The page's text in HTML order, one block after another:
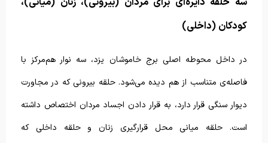
کودکان (داخلی)
در داخل محوطه اصلی برج خاموشان یزد، سه نوار هم‌مرکز با
فاصله‌ی متناسب از هم دیده می‌شود. حلقه بیرونی که در مجاورت
دیوار سنگی قرار دارد، به قرار دادن اجساد مردان اختصاص داشته
است. حلقه میانی محل قرارگیری زنان و حلقه داخلی که